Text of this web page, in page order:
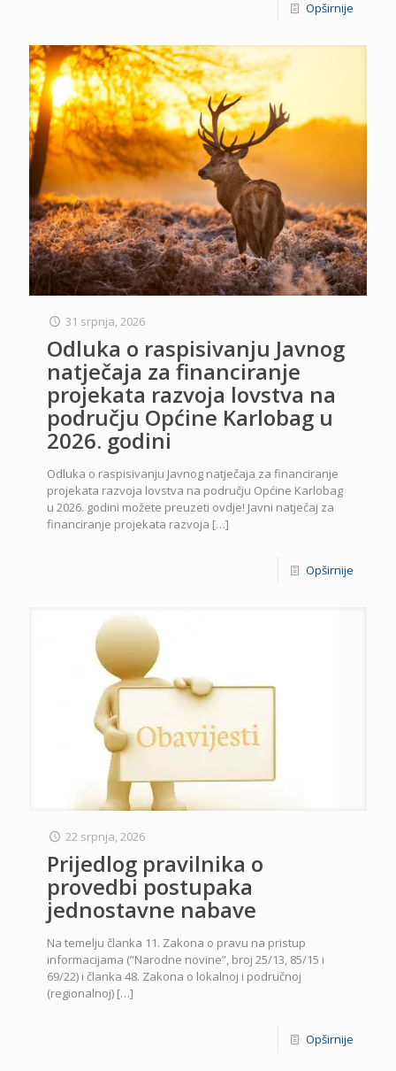
Opširnije
31 srpnja, 2026
Odluka o raspisivanju Javnog
natječaja za financiranje
projekata razvoja lovstva na
području Općine Karlobag u
2026. godini
Odluka o raspisivanju Javnog natječaja za financiranje
projekata razvoja lovstva na području Općine Karlobag
u 2026. godini možete preuzeti ovdje! Javni natječaj za
financiranje projekata razvoja […]
Opširnije
22 srpnja, 2026
Prijedlog pravilnika o
provedbi postupaka
jednostavne nabave
Na temelju članka 11. Zakona o pravu na pristup
informacijama (”Narodne novine”, broj 25/13, 85/15 i
69/22) i članka 48. Zakona o lokalnoj i područnoj
(regionalnoj) […]
Opširnije